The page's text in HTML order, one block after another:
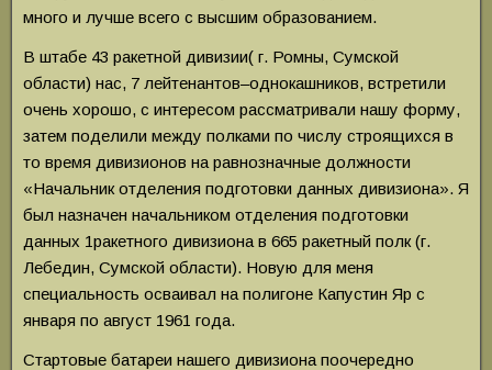
много и лучше всего с высшим образованием.
В штабе 43 ракетной дивизии( г. Ромны, Сумской
области) нас, 7 лейтенантов–однокашников, встретили
очень хорошо, с интересом рассматривали нашу форму,
затем поделили между полками по числу строящихся в
то время дивизионов на равнозначные должности
«Начальник отделения подготовки данных дивизиона». Я
был назначен начальником отделения подготовки
данных 1ракетного дивизиона в 665 ракетный полк (г.
Лебедин, Сумской области). Новую для меня
специальность осваивал на полигоне Капустин Яр с
января по август 1961 года.
Стартовые батареи нашего дивизиона поочередно